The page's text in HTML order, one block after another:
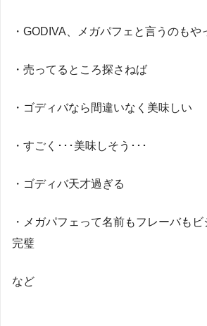
・GODIVA、メガパフェと言うのもや
・売ってるところ探さねば
・ゴディバなら間違いなく美味しい
・すごく･･･美味しそう･･･
・ゴディバ天才過ぎる
・メガパフェって名前もフレーバも
完璧
など